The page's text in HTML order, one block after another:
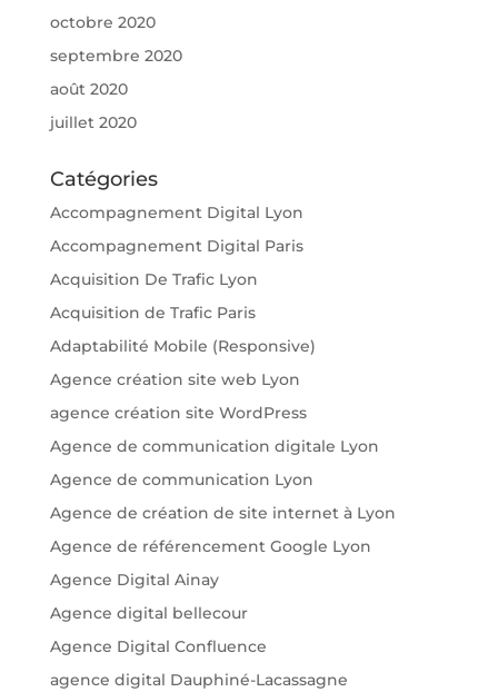
octobre 2020
septembre 2020
août 2020
juillet 2020
Catégories
Accompagnement Digital Lyon
Accompagnement Digital Paris
Acquisition De Trafic Lyon
Acquisition de Trafic Paris
Adaptabilité Mobile (Responsive)
Agence création site web Lyon
agence création site WordPress
Agence de communication digitale Lyon
Agence de communication Lyon
Agence de création de site internet à Lyon
Agence de référencement Google Lyon
Agence Digital Ainay
Agence digital bellecour
Agence Digital Confluence
agence digital Dauphiné-Lacassagne